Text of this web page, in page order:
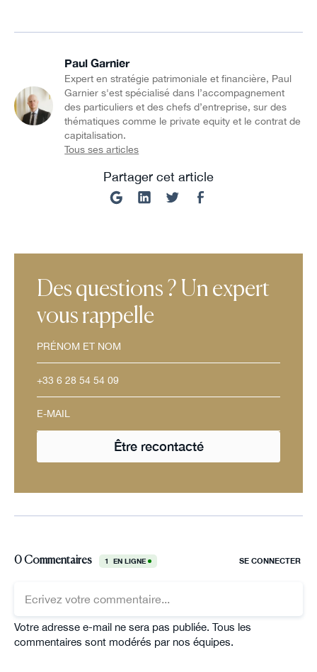
Paul Garnier
Expert en stratégie patrimoniale et financière, Paul
Garnier s'est spécialisé dans l’accompagnement
des particuliers et des chefs d’entreprise, sur des
thématiques comme le private equity et le contrat de
capitalisation.
Tous ses articles
Partager cet article
Des questions ? Un expert
vous rappelle